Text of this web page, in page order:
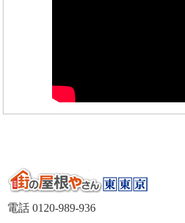
電話 0120-989-936